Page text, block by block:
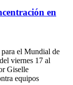
en
el Mundial de
viernes 17 al
Giselle
equipos